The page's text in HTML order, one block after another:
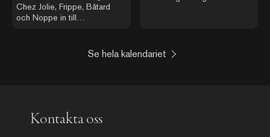
Chez Jolie, Frippe, Bâtard
och Noppe in till
restaurangerna förvandlas tillSe hela kalendariet
Kontakta oss